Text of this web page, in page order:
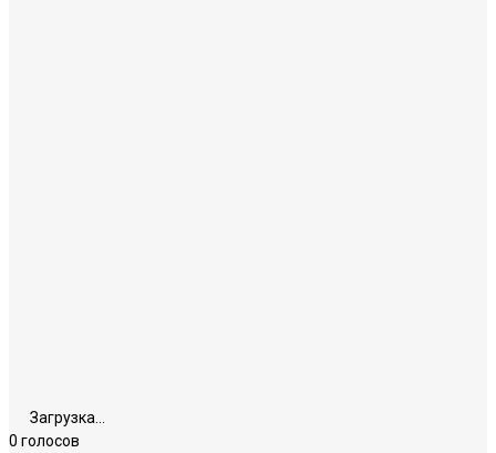
Загрузка...
0 голосов